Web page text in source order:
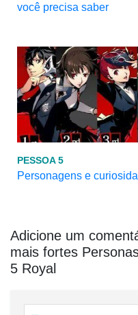
você precisa saber
PESSOA 5
Personagens e
Adicione um
mais fortes
5 Royal